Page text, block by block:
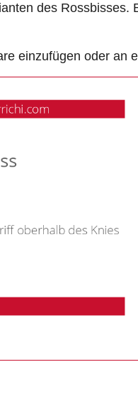
des
einzufügen oder an